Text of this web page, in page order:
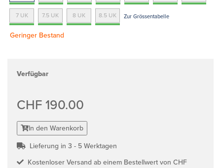
7 UK 7.5 UK 8 UK 8.5 UK Zur Grössentabelle
Geringer Bestand
Verfügbar
CHF 190.00
In den Warenkorb
Lieferung in 3 - 5 Werktagen
Kostenloser Versand ab einem Bestellwert von CHF